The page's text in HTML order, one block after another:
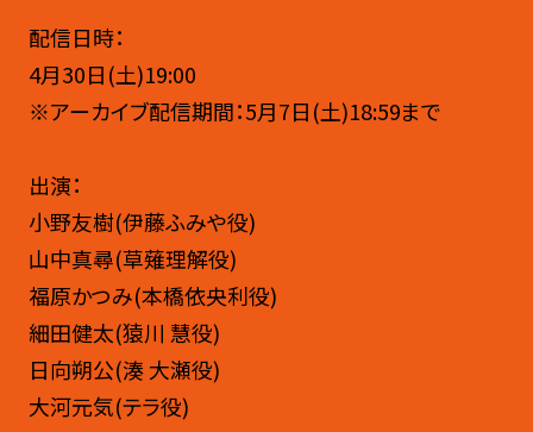
配信日時：
4月30日(土)19:00
※アーカイブ配信期間：5月7日(土)18:59まで
出演：
小野友樹(伊藤ふみや役)
山中真尋(草薙理解役)
福原かつみ(本橋依央利役)
細田健太(猿川 慧役)
日向朔公(湊 大瀬役)
大河元気(テラ役)